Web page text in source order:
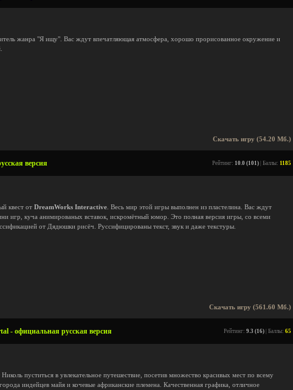
жанра "Я ищу". Вас ждут впечатляющая атмосфера, хорошо прорисованное окружение и
Скачать игру (54.20 Мб.)
версия Рейтинг: 10.0 (101) | Баллы: 1185
квест от DreamWorks Interactive . Весь мир этой игры выполнен из пластелина. Вас ждут
игр, куча анимированых вставок, искромётный юмор. Это полная версия игры, со всеми
от Дядюшки рисёч. Руссифицированы текст, звук и даже текстуры.
Скачать игру (561.60 Мб.)
- официальная русская версия Рейтинг: 9.3 (16) | Баллы: 65
пуститься в увлекательное путешествие, посетив множество красивых мест по всему
индейцев майя и кочевые африканские племена. Качественная графика, отличное